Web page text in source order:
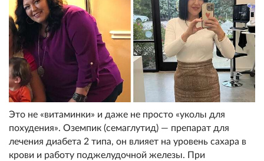
Это не «витаминки» и даже не просто «уколы для
похудения». Оземпик (семаглутид) — препарат для
лечения диабета 2 типа, он влияет на уровень сахара в
крови и работу поджелудочной железы. При